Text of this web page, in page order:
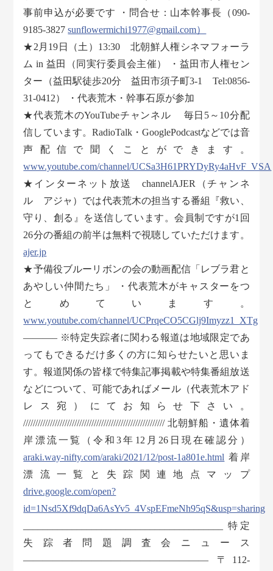
事前申込が必要です ・問合せ：山本幹事長（090-
9185-3827sunflowermichi1977@gmail.com）
★2月19日（土）13:30 北朝鮮人権シネマフォーラ
ム in 益田（同実行委員会主催） ・益田市人権セン
ター（益田駅徒歩20分 益田市須子町3-1 Tel:0856-
31-0412） ・代表荒木・幹事石原が参加
★代表荒木のYouTubeチャンネル 毎日5～10分配
信しています。RadioTalk・GooglePodcastなどでは音
声配信で聞くことができます。
www.youtube.com/channel/UCSa3H61PRYDyRy4aHvF_VSA
★インターネット放送 channelAJER（チャンネ
ル アジャ）では代表荒木の担当する番組『救い、
守り、創る』を送信しています。会員制ですが1回
26分の番組の前半は無料で視聴していただけます。
ajer.jp
★予備役ブルーリボンの会の動画配信「レブラ君と
あやしい仲間たち」 ・代表荒木がキャスターをつ
とめています。
www.youtube.com/channel/UCPrqeCO5CGlj9Imyzz1_XTg
———– ※特定失踪者に関わる報道は地域限定であ
ってもできるだけ多くの方に知らせたいと思いま
す。報道関係の皆様で特集記事掲載や特集番組放送
などについて、可能であればメール（代表荒木アド
レス宛）にてお知らせ下さい。
////////////////////////////////////////////////////////// 北朝鮮船・遺体着
岸漂流一覧（令和3年12月26日現在確認分）
araki.way-nifty.com/araki/2021/12/post-1a801e.html 着岸
漂流一覧と失踪関連地点マップ
drive.google.com/open?
id=1Nsd5Xf9dqDa6AsYv5_4VspEFmeNh95qS&usp=sharing
_________________________________________ 特定
失踪者問題調査会ニュース
——————————————————— 〒112-